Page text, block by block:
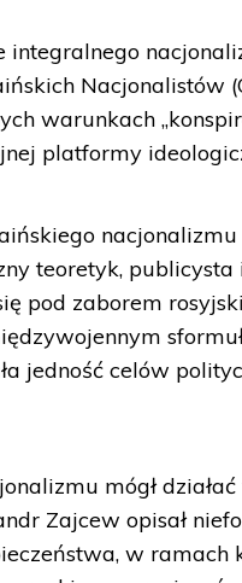
integralnego
Nacjonalistów
warunkach
platformy
teoretyk,
pod zaborem
jedność celów
mógł
Zajcew opisał
w ramach